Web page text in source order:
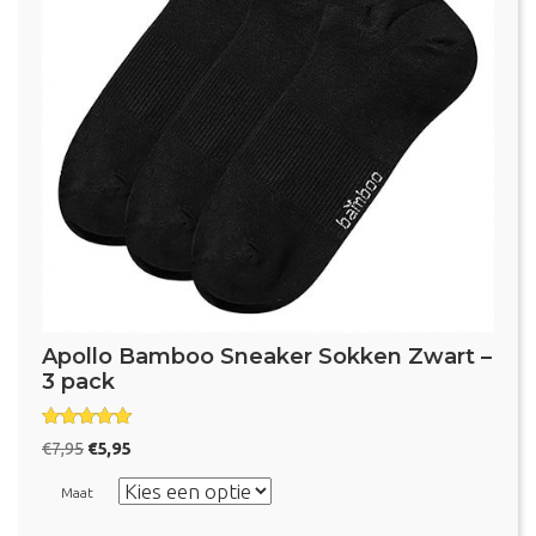
Apollo Bamboo Sneaker Sokken Zwart –
3 pack
Gewaardeer
d
uit 5
€7,95 Oorspronkelijke
was:
€5,95Huidige
is:
Maat